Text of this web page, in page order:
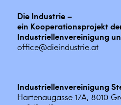
Die Industrie –
ein Kooperationsprojekt
Industriellenvereinigung
office@dieindustrie.at
Industriellenvereinigung
Hartenaugasse 17A, 8010